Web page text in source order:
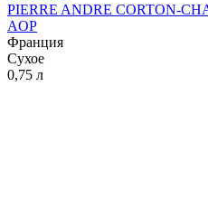
PIERRE ANDRE CORTON-
AOP
Франция
Сухое
0,75 л